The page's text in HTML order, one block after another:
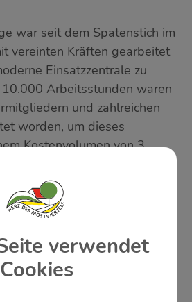
war seit dem Spatenstich im
vereinten Kräften gearbeitet
Einsatzzentrale zu
Arbeitsstunden waren
und zahlreichen
worden, um dieses
Kostenvolumen von 3
Zu je einem
von Feuerwehr, Gemeinde
Land Niederösterreich
bereits am Freitag
17. August, mit einem
gestartet waren,
verwendet
Cookies